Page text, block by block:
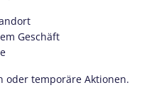
Geschäft
oder temporäre Aktionen.